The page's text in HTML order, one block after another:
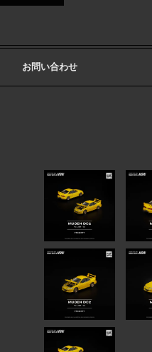
お問い合わせ